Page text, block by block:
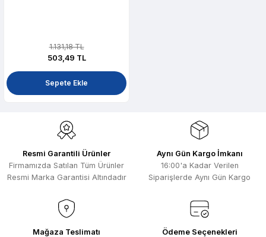
1.131,18 TL
503,49 TL
Sepete Ekle
Resmi Garantili Ürünler
Firmamızda Satılan Tüm Ürünler
Resmi Marka Garantisi Altındadır
Aynı Gün Kargo İmkanı
16:00'a Kadar Verilen
Siparişlerde Aynı Gün Kargo
Mağaza Teslimatı
Ödeme Seçenekleri